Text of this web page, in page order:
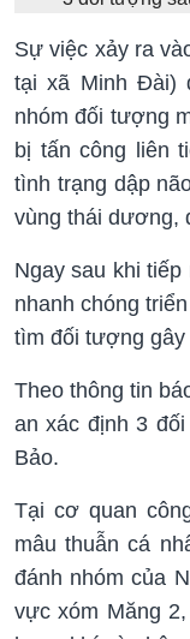
Sự việc xảy ra
tại xã Minh Đài)
nhóm đối tượng
bị tấn công liên
tình trạng dập
vùng thái dương,
Ngay sau khi
nhanh chóng
tìm đối tượng gây
Theo thông tin
an xác định 3
Bảo.
Tại cơ quan
mâu thuẫn cá
đánh nhóm của
vực xóm Măng